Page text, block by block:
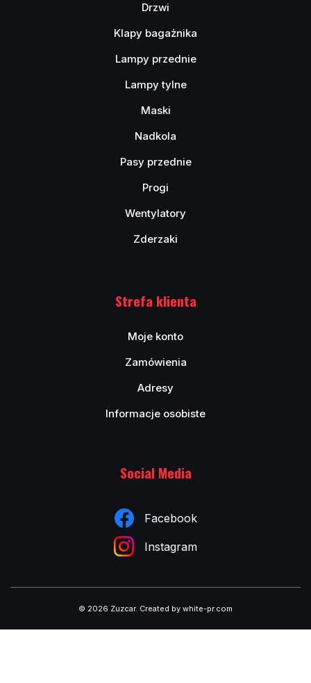
Drzwi
Klapy bagażnika
Lampy przednie
Lampy tylne
Maski
Nadkola
Pasy przednie
Progi
Wentylatory
Zderzaki
Strefa klienta
Moje konto
Zamówienia
Adresy
Informacje osobiste
Social Media
Facebook
Instagram
© 2026 Zuzcar. Created by white-pr.com